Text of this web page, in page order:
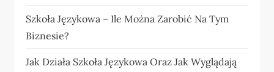
Szkoła Językowa – Ile Można Zarobić Na Tym
Biznesie?
Jak Działa Szkoła Językowa Oraz Jak Wyglądają